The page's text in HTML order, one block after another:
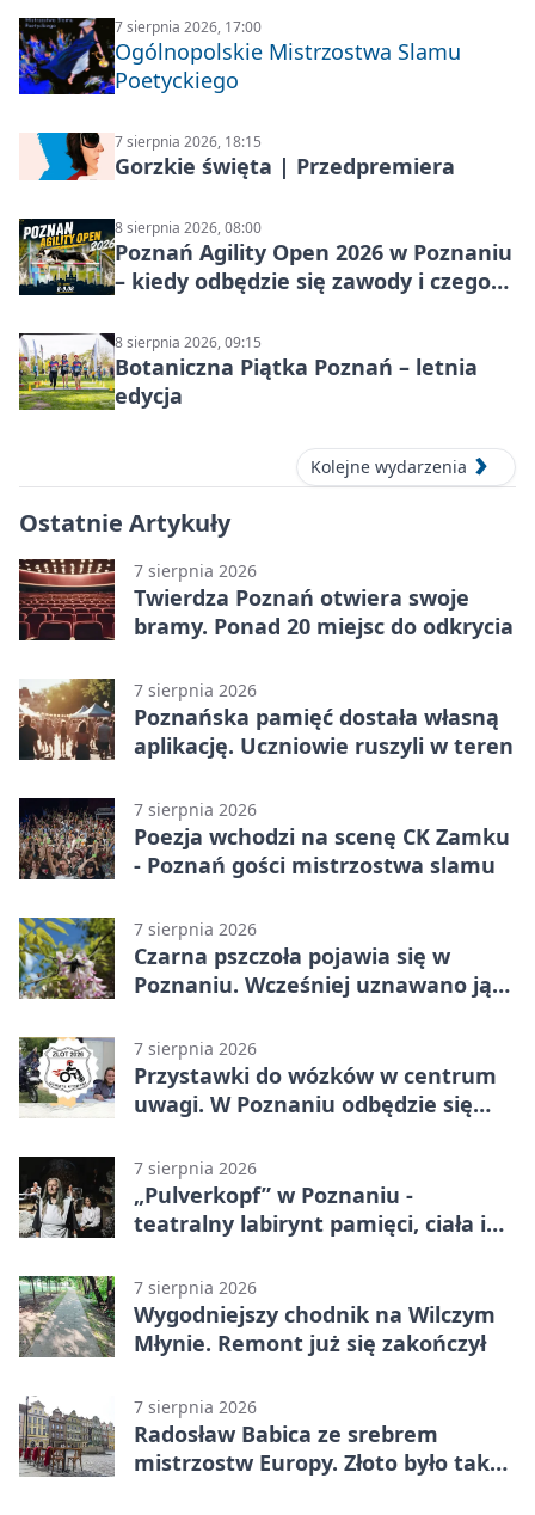
7 sierpnia 2026, 17:00
Ogólnopolskie Mistrzostwa Slamu
Poetyckiego
7 sierpnia 2026, 18:15
Gorzkie święta | Przedpremiera
8 sierpnia 2026, 08:00
Poznań Agility Open 2026 w Poznaniu
– kiedy odbędzie się zawody i czego
8 sierpnia 2026, 09:15
Botaniczna Piątka Poznań – letnia
edycja
Kolejne wydarzenia
Ostatnie Artykuły
7 sierpnia 2026
Twierdza Poznań otwiera swoje
bramy. Ponad 20 miejsc do odkrycia
7 sierpnia 2026
Poznańska pamięć dostała własną
aplikację. Uczniowie ruszyli w teren
7 sierpnia 2026
Poezja wchodzi na scenę CK Zamku
- Poznań gości mistrzostwa slamu
7 sierpnia 2026
Czarna pszczoła pojawia się w
Poznaniu. Wcześniej uznawano ją
7 sierpnia 2026
Przystawki do wózków w centrum
uwagi. W Poznaniu odbędzie się
7 sierpnia 2026
„Pulverkopf” w Poznaniu -
teatralny labirynt pamięci, ciała i
7 sierpnia 2026
Wygodniejszy chodnik na Wilczym
Młynie. Remont już się zakończył
7 sierpnia 2026
Radosław Babica ze srebrem
mistrzostw Europy. Złoto było tak